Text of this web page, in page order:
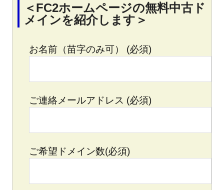
＜FC2ホームページの無料中古ド
メインを紹介します＞
お名前（苗字のみ可） (必須)
ご連絡メールアドレス (必須)
ご希望ドメイン数(必須)